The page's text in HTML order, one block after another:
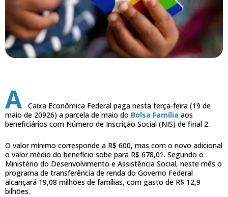
A
Caixa Econômica Federal paga nesta terça-feira (19 de
maio de 20926) a parcela de maio do Bolsa Família aos
beneficiários com Número de Inscrição Social (NIS) de final 2.
O valor mínimo corresponde a R$ 600, mas com o novo adicional
o valor médio do benefício sobe para R$ 678,01. Segundo o
Ministério do Desenvolvimento e Assistência Social, neste mês o
programa de transferência de renda do Governo Federal
alcançará 19,08 milhões de famílias, com gasto de R$ 12,9
bilhões.